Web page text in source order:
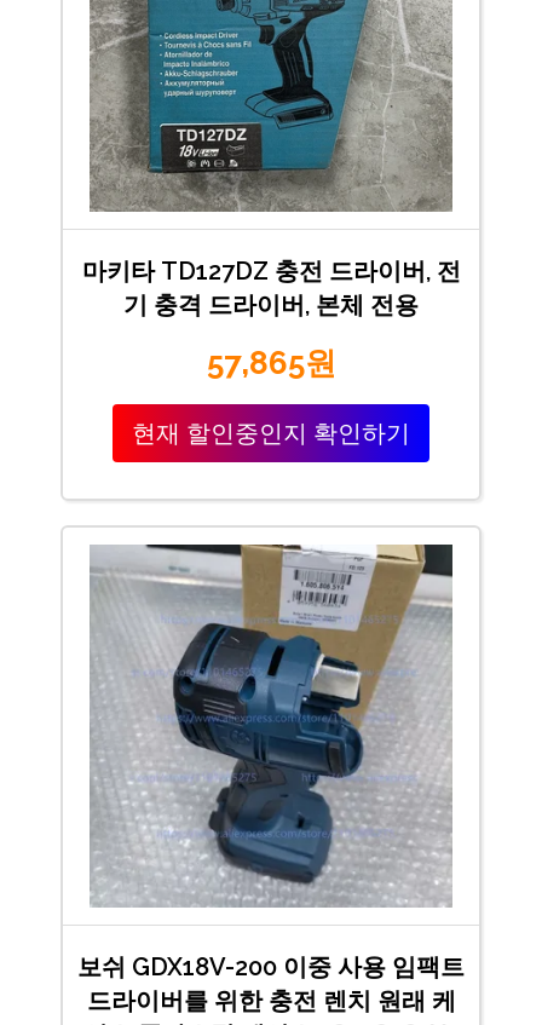
마키타 TD127DZ 충전 드라이버, 전
기 충격 드라이버, 본체 전용
57,865원
현재 할인중인지 확인하기
보쉬 GDX18V-200 이중 사용 임팩트
드라이버를 위한 충전 렌치 원래 케